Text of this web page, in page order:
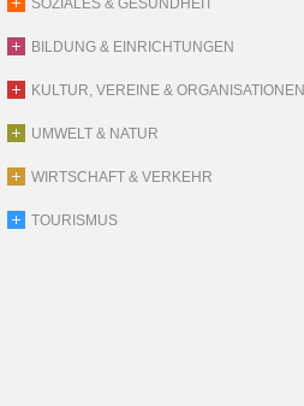
SOZIALES & GESUNDHEIT
BILDUNG & EINRICHTUNGEN
KULTUR, VEREINE & ORGANISATIONEN
UMWELT & NATUR
WIRTSCHAFT & VERKEHR
TOURISMUS